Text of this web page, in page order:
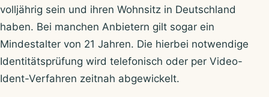
volljährig sein und ihren Wohnsitz in Deutschland
haben. Bei manchen Anbietern gilt sogar ein
Mindestalter von 21 Jahren. Die hierbei notwendige
Identitätsprüfung wird telefonisch oder per Video-
Ident-Verfahren zeitnah abgewickelt.